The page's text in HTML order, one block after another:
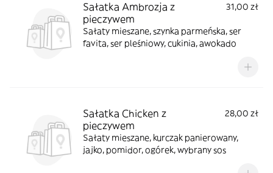
Sałatka Ambrozja z
pieczywem
31,00 zł
Sałaty mieszane, szynka parmeńska, ser
favita, ser pleśniowy, cukinia, awokado
Sałatka Chicken z
pieczywem
28,00 zł
Sałaty mieszane, kurczak panierowany,
jajko, pomidor, ogórek, wybrany sos